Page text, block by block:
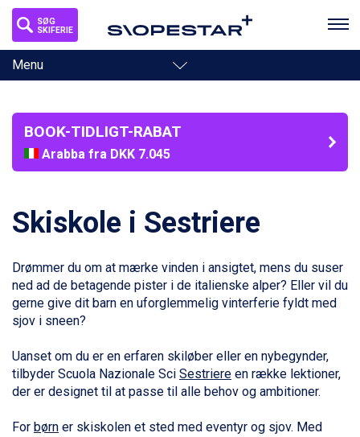
SØG
SKIFERIE
Toggle
navigation
Menu
BOOK-TIDLIGT-RABAT
Arabba fra DKK 7.045
La Thuile fra DKK 4.595
Cervinia fra DKK 5.295
Sölden fra DKK 8.445
Passo Tonale fra DKK 3.795
Saalbach fra DKK 5.945
Champoluc fra DKK 3.795
Sestriere fra DKK 4.395
Wagrain fra DKK 4.645
Ischgl fra DKK 7.095
St. Anton fra DKK 7.245
Zell am See fra DKK 4.095
Livigno fra DKK 4.145
Skiskole i Sestriere
Drømmer du om at mærke vinden i ansigtet, mens du suser
ned ad de betagende pister i de italienske alper? Eller vil du
gerne give dit barn en uforglemmelig vinterferie fyldt med
sjov i sneen?
Uanset om du er en erfaren skiløber eller en nybegynder,
tilbyder Scuola Nazionale Sci Sestriere en række lektioner,
der er designet til at passe til alle behov og ambitioner.
For børn er skiskolen et sted med eventyr og sjov. Med